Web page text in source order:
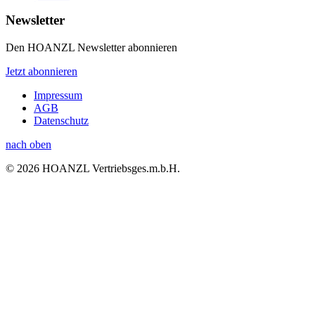
Newsletter
Den HOANZL Newsletter abonnieren
Jetzt abonnieren
Impressum
AGB
Datenschutz
nach oben
© 2026 HOANZL Vertriebsges.m.b.H.